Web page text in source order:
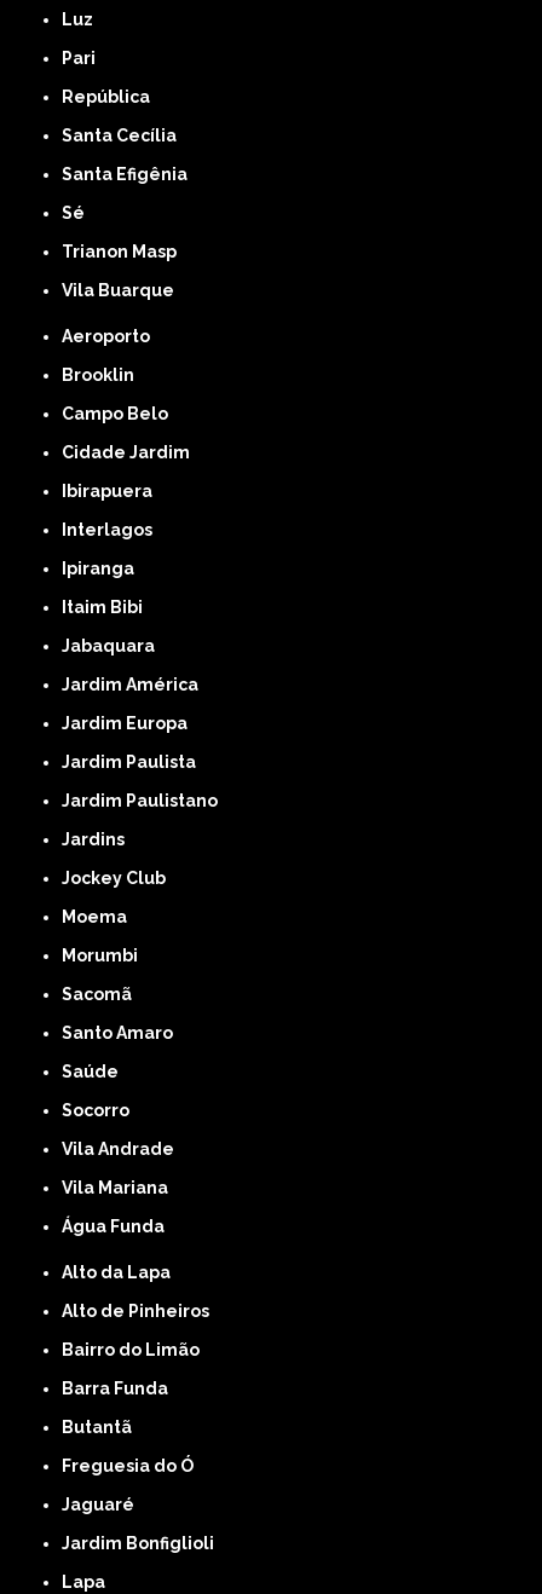
Luz
Pari
República
Santa Cecília
Santa Efigênia
Sé
Trianon Masp
Vila Buarque
Aeroporto
Brooklin
Campo Belo
Cidade Jardim
Ibirapuera
Interlagos
Ipiranga
Itaim Bibi
Jabaquara
Jardim América
Jardim Europa
Jardim Paulista
Jardim Paulistano
Jardins
Jockey Club
Moema
Morumbi
Sacomã
Santo Amaro
Saúde
Socorro
Vila Andrade
Vila Mariana
Água Funda
Alto da Lapa
Alto de Pinheiros
Bairro do Limão
Barra Funda
Butantã
Freguesia do Ó
Jaguaré
Jardim Bonfiglioli
Lapa